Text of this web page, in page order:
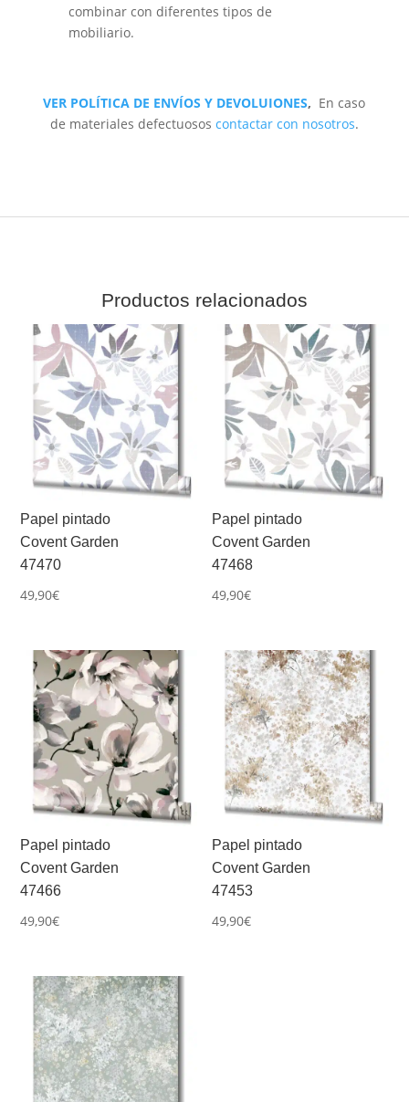
combinar con diferentes tipos de
mobiliario.
VER POLÍTICA DE ENVÍOS Y DEVOLUIONES, En caso
de materiales defectuosos contactar con nosotros.
Productos relacionados
Papel pintado
Covent Garden
47470
49,90€
Papel pintado
Covent Garden
47468
49,90€
Papel pintado
Covent Garden
47466
49,90€
Papel pintado
Covent Garden
47453
49,90€